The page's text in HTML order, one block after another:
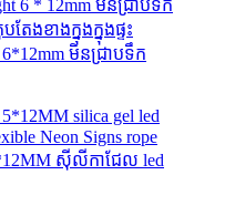
មិនជ្រាបទឹក
ស៊ីលីកាជែល led